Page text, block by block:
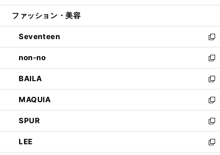
開
ウ
開
く
ン
ウ
で
開
く
ウ
ン
ド
ウ
で
開
く
ファッション・美容
Seventeen
新
し
い
ウ
ィ
ン
ド
ウ
で
開
く
non-no
新
し
い
ウ
ィ
ン
ド
ウ
で
開
BAILA
新
し
い
ウ
ィ
ン
ド
ウ
MAQUIA
新
し
い
ウ
ィ
ン
SPUR
新
し
い
LEE
新